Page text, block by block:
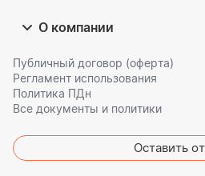
О компании
Публичный договор (оферта)
Регламент использования
Политика ПДн
Все документы и политики
Оставить